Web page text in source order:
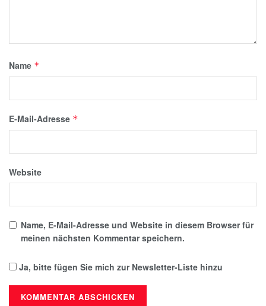
Name *
E-Mail-Adresse *
Website
Name, E-Mail-Adresse und Website in diesem Browser für
meinen nächsten Kommentar speichern.
Ja, bitte fügen Sie mich zur Newsletter-Liste hinzu